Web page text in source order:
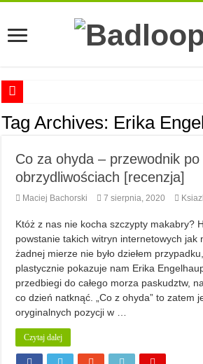
Anna Romaszkan – Praca w prosektorium nie
Najlepsze mangi dla dorosłych
Najciekawsze zapowiedzi komiksowe na 2023 rok
Tag Archives: Erika
Co za ohyda – przewodnik po
obrzydliwościach [recenzja]
Maciej Bachorski 7 sierpnia, 2020
Któż z nas nie kocha szczypty makabry?
powstanie takich witryn internetowych jak
żadnej mierze nie było dziełem
plastycznie pokazuje nam Erika
przedbiegi do całego morza paskudztw,
co dzień natknąć. „Co z ohyda” to zatem
oryginalnych pozycji w …
Czytaj dalej